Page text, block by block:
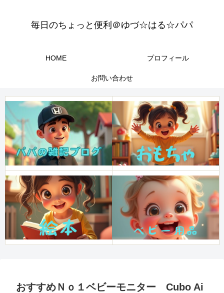
毎日のちょっと便利＠ゆづ☆はる☆パパ
HOME プロフィール
お問い合わせ
おすすめＮｏ１ベビーモニター Cubo Ai